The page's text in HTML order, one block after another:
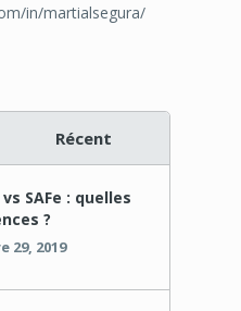
in/martialsegura/
Récent
SAFe : quelles
?
29, 2019